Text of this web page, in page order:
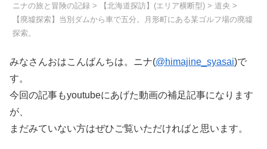
ニナの旅と冒険の記録 > 【北海道探訪】(エリア横断型) > 道央 >
【廃墟探索】当別ダムから車で五分。月形町にある某ゴルフ場の廃墟
探索。
みなさんおはこんばんちは。ニナ(@himajine_syasai)で
す。
今回の記事もyoutubeにあげた動画の補足記事になります
が、
まだみていない方はぜひご覧いただければと思います。